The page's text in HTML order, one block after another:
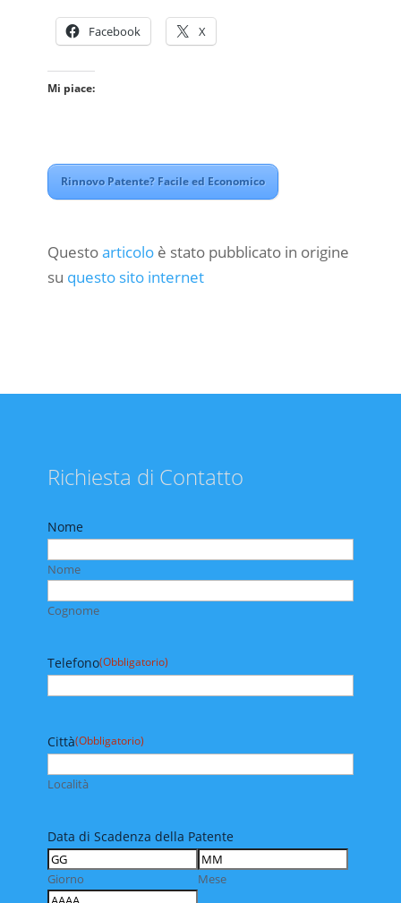
Facebook X
Mi piace:
Rinnovo Patente? Facile ed Economico
Questoarticoloè stato pubblicato in origine
su questo sito internet
Richiesta di Contatto
Nome
Nome
Cognome
Telefono(Obbligatorio)
Città(Obbligatorio)
Località
Data di Scadenza della Patente
Giorno Mese